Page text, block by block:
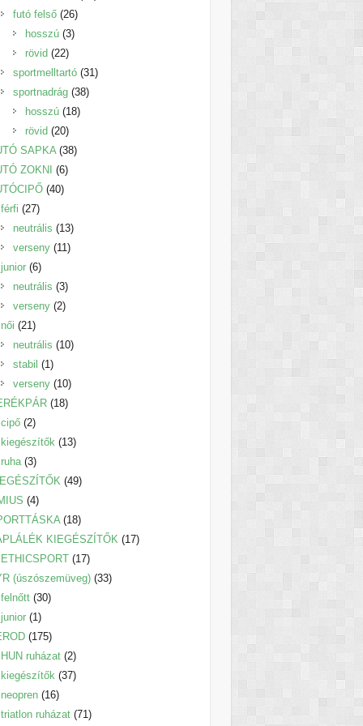
futó felső 2626
termék
hosszú 33
rövid 2222
termék
sportmelltartó 3131
sportnadrág 3838
hosszú 1818
rövid 2020
termék
SAPKA 3838
ZOKNI 66
4040
férfi 2727
termék
neutrális 1313
termék
verseny 1111
junior 66
termék
neutrális 33
termék
verseny 22
női 2121
termék
neutrális 1010
stabil 11
termék
verseny 1010
termék
1818
cipő 22
termék
kiegészítők 1313
ruha 33
termék 4949
44
termék1818
termék
KIEGÉSZÍTŐK 1717
ETHICSPORT 1717
termék
(úszószemüveg) 3333
felnőtt 3030
junior 11
termék
175175
termék
HUN ruházat 22
termék
kiegészítők 3737
neopren 1616
termék
triatlon ruházat 7171